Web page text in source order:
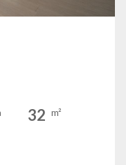
32 m²